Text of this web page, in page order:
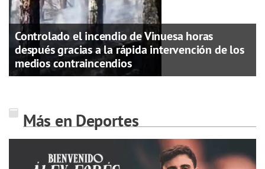
Controlado el incendio de Vinuesa horas
después gracias a la rápida intervención de los
medios contraincendios
Más en Deportes